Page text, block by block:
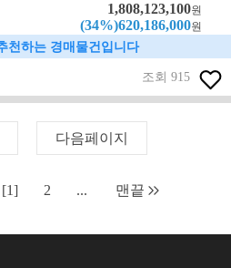
1,808,123,100원
(34%)620,186,000원
천하는 경매물건입니다
조회 915
다음페이지
[1] 2 ... 맨끝